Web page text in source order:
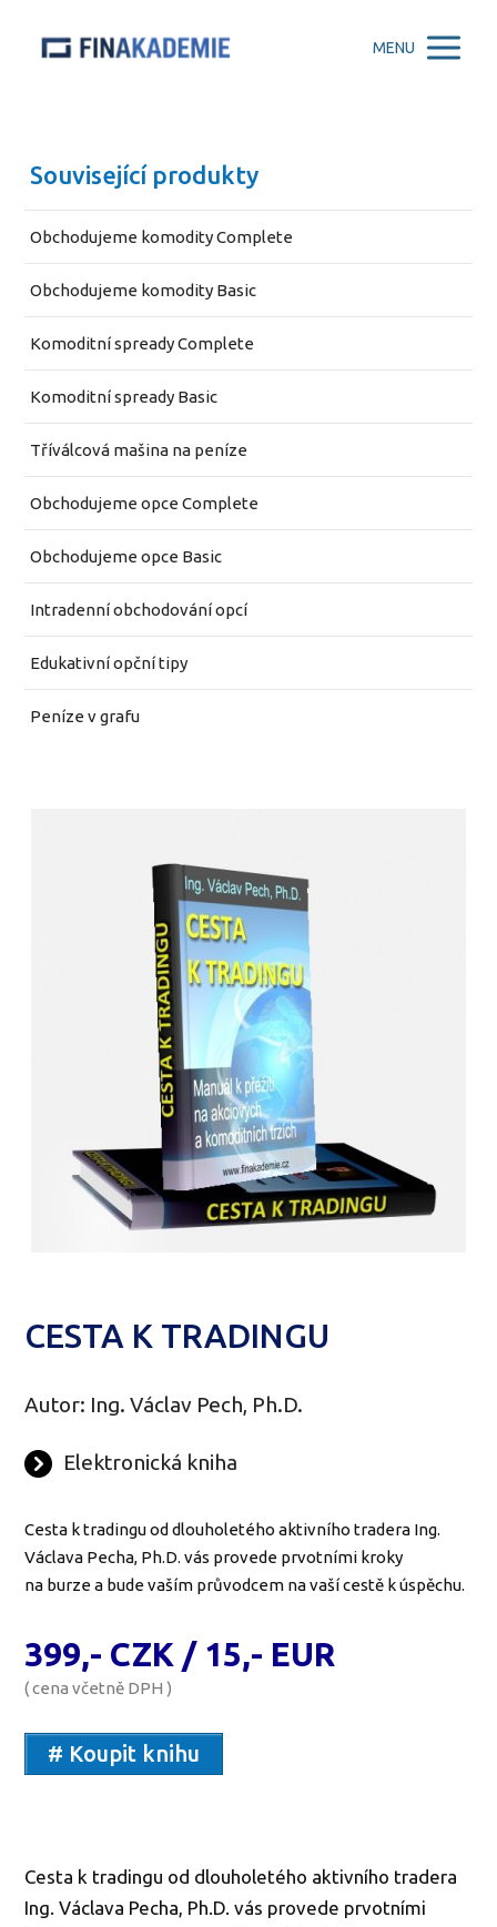
MENU
Související produkty
Obchodujeme komodity Complete
Obchodujeme komodity Basic
Komoditní spready Complete
Komoditní spready Basic
Tříválcová mašina na peníze
Obchodujeme opce Complete
Obchodujeme opce Basic
Intradenní obchodování opcí
Edukativní opční tipy
Peníze v grafu
CESTA K TRADINGU
Autor: Ing. Václav Pech, Ph.D.
Elektronická kniha
Cesta k tradingu od dlouholetého aktivního tradera Ing.
Václava Pecha, Ph.D. vás provede prvotními kroky
na burze a bude vaším průvodcem na vaší cestě k úspěchu.
399,- CZK / 15,- EUR
( cena včetně DPH )
# Koupit knihu
Cesta k tradingu od dlouholetého aktivního tradera
Ing. Václava Pecha, Ph.D. vás provede prvotními